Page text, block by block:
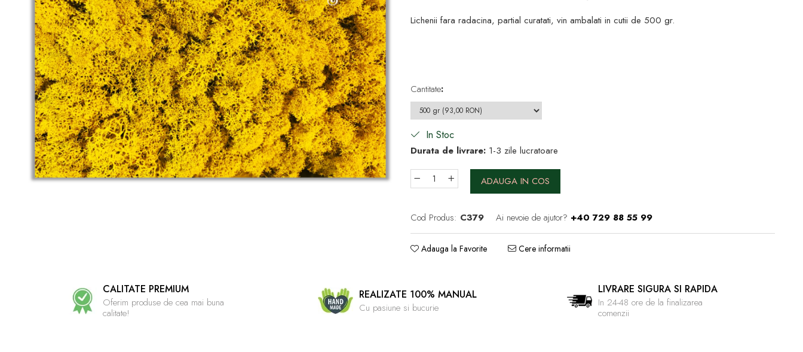
Lichenii fara radacina, partial curatati, vin ambalati in cutii de 500 gr.
Cantitate:
In Stoc
Durata de livrare: 1-3 zile lucratoare
ADAUGA IN COS
Cod Produs: C379 Ai nevoie de ajutor? +40 729 88 55 99
Adauga la Favorite Cere informatii
CALITATE PREMIUM
Oferim produse de cea mai buna
calitate!
REALIZATE 100% MANUAL
Cu pasiune si bucurie
LIVRARE SIGURA SI RAPIDA
In 24-48 ore de la finalizarea
comenzii